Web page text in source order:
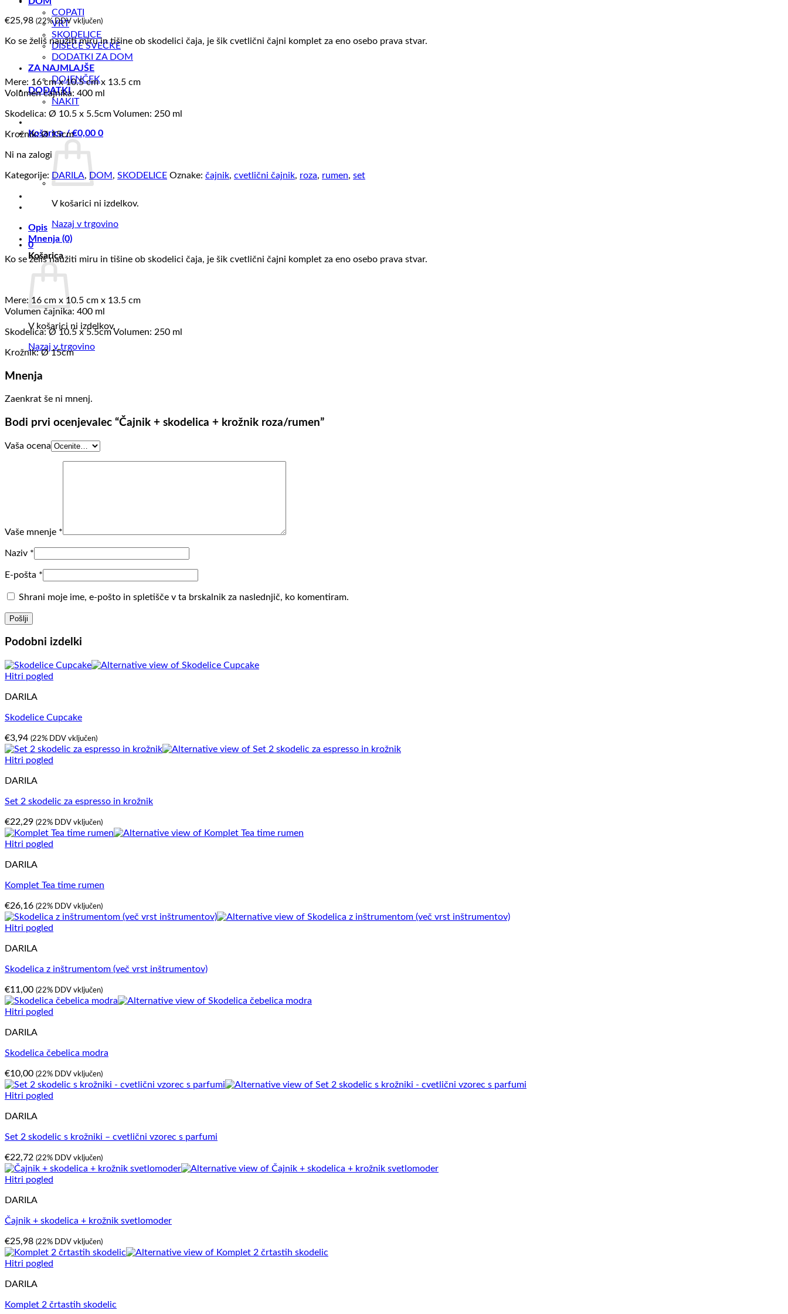
COPATI
VRT
SKODELICE
DIŠEČE SVEČKE
DODATKI ZA DOM
ZA NAJMLAJŠE
DOJENČEK
DODATKI
NAKIT
Košarica /€0,00 0
V košarici ni izdelkov.
Nazaj v trgovino
0
Košarica
V košarici ni izdelkov.
Nazaj v trgovino
€25,98 (22% DDV vključen)
Ko se želiš naužiti miru in tišine ob skodelici čaja, je šik cvetlični čajni komplet za eno osebo prava stvar.
Mere: 16 cm x 10.5 cm x 13.5 cm
Volumen čajnika: 400 ml
Skodelica: Ø 10.5 x 5.5cm Volumen: 250 ml
Krožnik: Ø 15cm
Ni na zalogi
Kategorije: DARILA, DOM , SKODELICE Oznake: čajnik, cvetlični čajnik, roza, rumen, set
Opis
Mnenja (0)
Ko se želiš naužiti miru in tišine ob skodelici čaja, je šik cvetlični čajni komplet za eno osebo prava stvar.
Mere: 16 cm x 10.5 cm x 13.5 cm
Volumen čajnika: 400 ml
Skodelica: Ø 10.5 x 5.5cm Volumen: 250 ml
Krožnik: Ø 15cm
Mnenja
Zaenkrat še ni mnenj.
Bodi prvi ocenjevalec “Čajnik + skodelica + krožnik roza/rumen”
Vaša ocena
Vaše mnenje *
Naziv *
E-pošta *
Shrani moje ime, e-pošto in spletišče v ta brskalnik za naslednjič, ko komentiram.
Podobni izdelki
Hitri pogled
DARILA
Skodelice Cupcake
€3,94 (22% DDV vključen)
Hitri pogled
DARILA
Set 2 skodelic za espresso in krožnik
€22,29 (22% DDV vključen)
Hitri pogled
DARILA
Komplet Tea time rumen
€26,16 (22% DDV vključen)
Hitri pogled
DARILA
Skodelica z inštrumentom (več vrst inštrumentov)
€11,00 (22% DDV vključen)
Hitri pogled
DARILA
Skodelica čebelica modra
€10,00 (22% DDV vključen)
Hitri pogled
DARILA
Set 2 skodelic s krožniki – cvetlični vzorec s parfumi
€22,72 (22% DDV vključen)
Hitri pogled
DARILA
Čajnik + skodelica + krožnik svetlomoder
€25,98 (22% DDV vključen)
Hitri pogled
DARILA
Komplet 2 črtastih skodelic